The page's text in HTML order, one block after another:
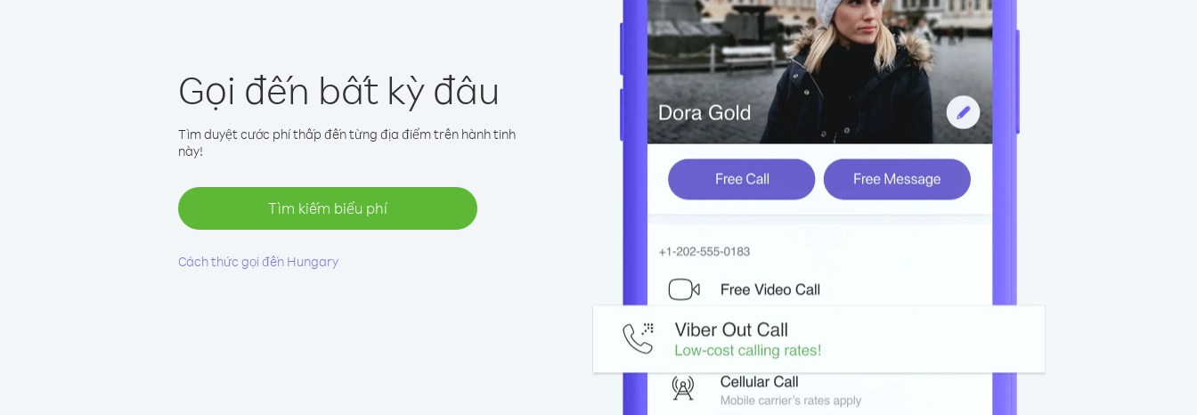
Gọi đến bất kỳ đâu
Tìm duyệt cước phí thấp đến từng địa điểm trên hành tinh
này!
Tìm kiếm biểu phí
Cách thức gọi đến Hungary